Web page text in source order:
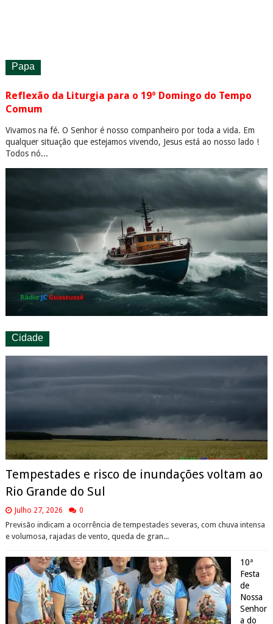
Papa
Reflexão da Liturgia para o 19º Domingo do Tempo
Comum
Vivamos na fé. O Senhor é nosso companheiro por toda a vida. Em
qualquer situação que estejamos vivendo, Jesus está ao nosso lado !
Todos nó...
Cidade
Tempestades e risco de inundações voltam ao
Rio Grande do Sul
Julho 27, 2026 0
Previsão indicam a ocorrência de tempestades severas, com chuva intensa
e volumosa, rajadas de vento, queda de gran...
10ª
Festa
de
Nossa
Senhor
a do